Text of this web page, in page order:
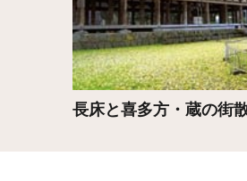
長床と喜多方・蔵の街